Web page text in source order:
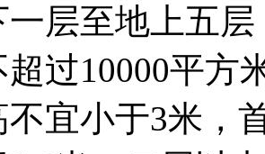
层至地上五
过10000平方
宜小于3米，